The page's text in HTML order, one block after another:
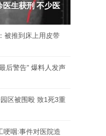
医生获刑 不少医
被推到床上用皮带
后警告" 爆料人发声
区被围殴 致1死3重
哽咽:事件对医院造